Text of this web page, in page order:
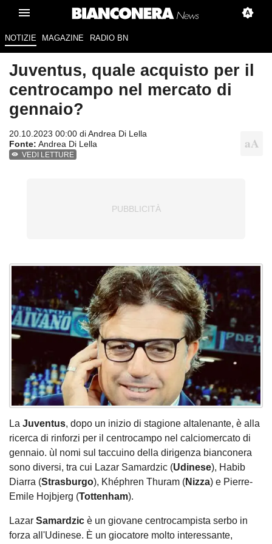
NOTIZIE MAGAZINE RADIO BN
Juventus, quale acquisto per il
centrocampo nel mercato di
gennaio?
20.10.2023 00:00 diAndrea Di Lella
Fonte: Andrea Di Lella
VEDI LETTURE
La Juventus, dopo un inizio di stagione altalenante, è alla
ricerca di rinforzi per il centrocampo nel calciomercato di
gennaio. ùI nomi sul taccuino della dirigenza bianconera
sono diversi, tra cui Lazar Samardzic (Udinese), Habib
Diarra (Strasburgo), Khéphren Thuram (Nizza) e Pierre-
Emile Hojbjerg (Tottenham).
Lazar Samardzic è un giovane centrocampista serbo in
forza all'Udinese. È un giocatore molto interessante,